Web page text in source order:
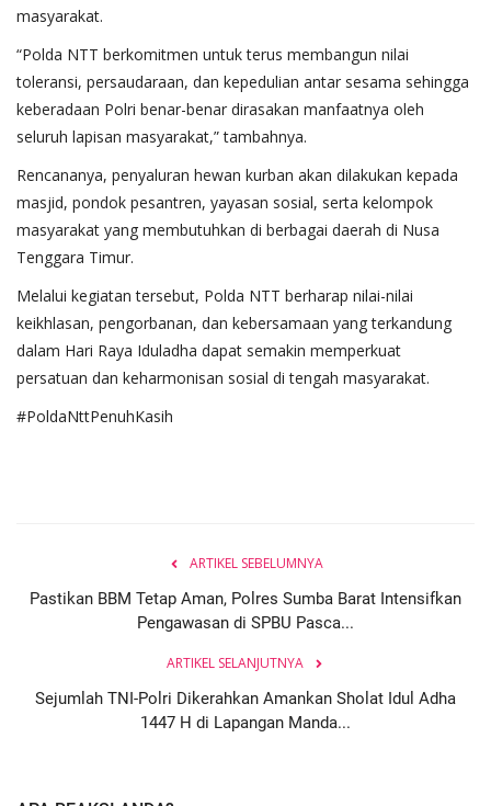
masyarakat.
“Polda NTT berkomitmen untuk terus membangun nilai
toleransi, persaudaraan, dan kepedulian antar sesama sehingga
keberadaan Polri benar-benar dirasakan manfaatnya oleh
seluruh lapisan masyarakat,” tambahnya.
Rencananya, penyaluran hewan kurban akan dilakukan kepada
masjid, pondok pesantren, yayasan sosial, serta kelompok
masyarakat yang membutuhkan di berbagai daerah di Nusa
Tenggara Timur.
Melalui kegiatan tersebut, Polda NTT berharap nilai-nilai
keikhlasan, pengorbanan, dan kebersamaan yang terkandung
dalam Hari Raya Iduladha dapat semakin memperkuat
persatuan dan keharmonisan sosial di tengah masyarakat.
#PoldaNttPenuhKasih
ARTIKEL SEBELUMNYA
Pastikan BBM Tetap Aman, Polres Sumba Barat Intensifkan
Pengawasan di SPBU Pasca...
ARTIKEL SELANJUTNYA
Sejumlah TNI-Polri Dikerahkan Amankan Sholat Idul Adha
1447 H di Lapangan Manda...